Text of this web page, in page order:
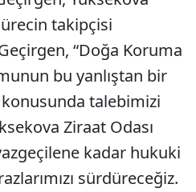
takipçisi
“Doğa Koruma
bu yanlıştan bir
talebimizi
Ziraat Odası
kadar hukuki
sürdüreceğiz.